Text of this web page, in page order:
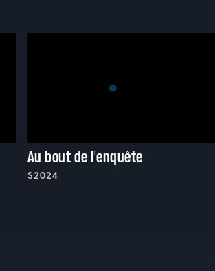
Au bout de l'enquête
S2024